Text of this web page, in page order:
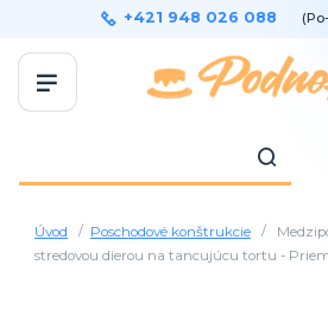
+421 948 026 088
Úvod Poschodové konštrukcie
stredovou dierou na tancujúcu tortu -